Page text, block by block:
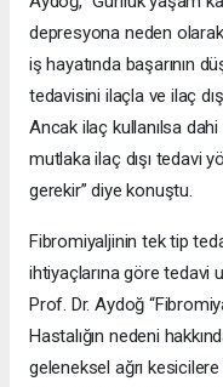
depresyona neden
iş hayatında başarının
tedavisini ilaçla ve ilaç
Ancak ilaç kullanılsa
mutlaka ilaç dışı tedavi
gerekir” diye konuştu.
Fibromiyaljinin tek tip
ihtiyaçlarına göre tedavi
Prof. Dr. Aydoğ
Hastalığın nedeni
geleneksel ağrı kesicilere